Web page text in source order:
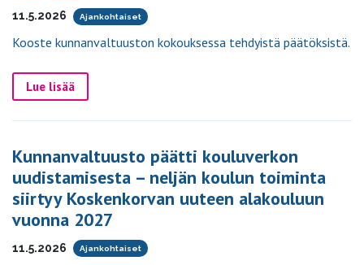
11.5.2026 Ajankohtaiset
Kooste kunnanvaltuuston kokouksessa tehdyistä päätöksistä.
Lue lisää
Kunnanvaltuusto päätti kouluverkon
uudistamisesta – neljän koulun toiminta
siirtyy Koskenkorvan uuteen alakouluun
vuonna 2027
11.5.2026 Ajankohtaiset